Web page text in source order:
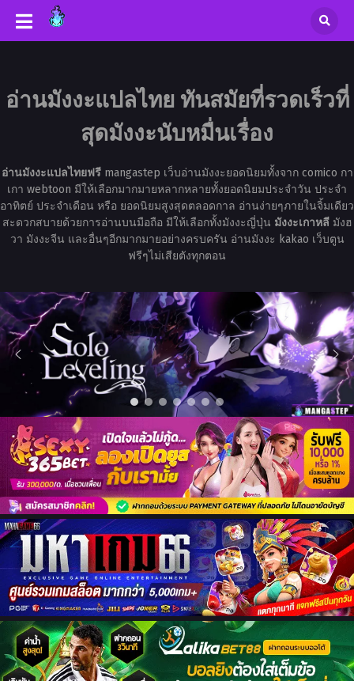
อ่านมังงะแปลไทย ทันสมัยที่รวดเร็วที่
สุดมังงะนับหมื่นเรื่อง
อ่านมังงะแปลไทยฟรีmangastep เว็บอ่านมังงะยอดนิยมทั้งจาก comico กา
เกา webtoon มีให้เลือกมากมายหลากหลายทั้งยอดนิยมประจำวัน ประจำ
อาทิตย์ ประจำเดือน หรือ ยอดนิยมสูงสุดตลอดกาล อ่านง่ายๆภายในจิ้มเดียว
สะดวกสบายด้วยการอ่านบนมือถือ มีให้เลือกทั้งมังงะญี่ปุ่น มังงะเกาหลีมังฮ
วา มังงะจีน และอื่นๆอีกมากมายอย่างครบครัน อ่านมังงะ kakao เว็บตูน
ฟรีๆไม่เสียตังทุกตอน